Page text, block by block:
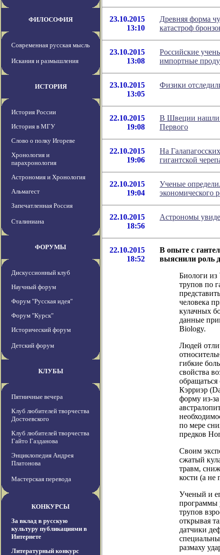
ФИЛОСОФИЯ
Современная русская мысль
Искания и размышления
ИСТОРИЯ
История России
История в МГУ
Слово о полку Игореве
Хронология и
парахронология
Астрономия и Хронология
Альмагест
Запечатленная Россия
Сталиниана
ФОРУМЫ
Дискуссионный клуб
Научный форум
Форум "Русская идея"
Форум "Курск"
Исторический форум
Детский форум
КЛУБЫ
Пятничные вечера
Клуб любителей творчества
Достоевского
Клуб любителей творчества
Гайто Газданова
Энциклопедия Андрея
Платонова
Мастерская перевода
КОНКУРСЫ
За вклад в русскую
культуру публикациями в
Интернете
Литературный конкурс
23.10.2015
13:10
Древняя форма
катастроф
23.10.2015
13:08
Российские
импортные
23.10.2015
13:05
Физики
22.10.2015
19:08
В Швеции нашли
Первого
22.10.2015
19:06
На
гигантской
22.10.2015
19:04
Ученые
экономического
22.10.2015
18:56
Астрономы
22.10.2015
18:52
В опыте с
выяснили роль
Биологи
трупов по
человека
кулачных
данные
Biology.
Людей
гибкие
свойства
Кэрриэр
форму из-
по мере
предков
Своим
сжатый
травм,
кости (а не
Ученый и
программы
трупов
открывая
датчики
размаху